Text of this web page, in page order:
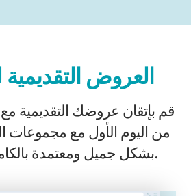
العروض
قم بإتقان عروضك التقديمية مع
من اليوم الأول مع مجموعات
بشكل جميل ومعتمدة بالكامل لكل مناسبة.